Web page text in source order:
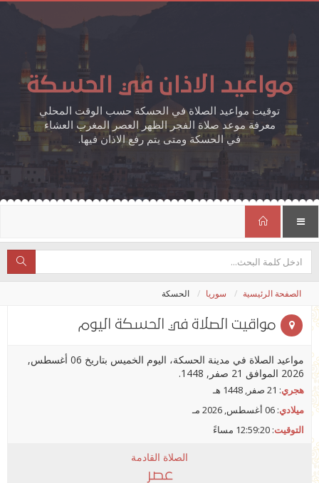
مواعيد الاذان في الحسكة
توقيت مواعيد الصلاة في الحسكة حسب الوقت المحلي
معرفة موعد صلاة الفجر الظهر العصر المغرب العشاء
في الحسكة ومتى يتم رفع الاذان فيها.
الصفحة الرئيسية سوريا الحسكة
مواقيت الصلاة في الحسكة اليوم
مواعيد الصلاة في مدينة الحسكة، اليوم الخميس بتاريخ 06 أغسطس,
2026 الموافق 21 صفر, 1448.
هجري: 21 صفر, 1448 هـ
ميلادي: 06 أغسطس, 2026 مـ
التوقيت: 12:59:20 مساءً
الصلاة القادمة
عصر